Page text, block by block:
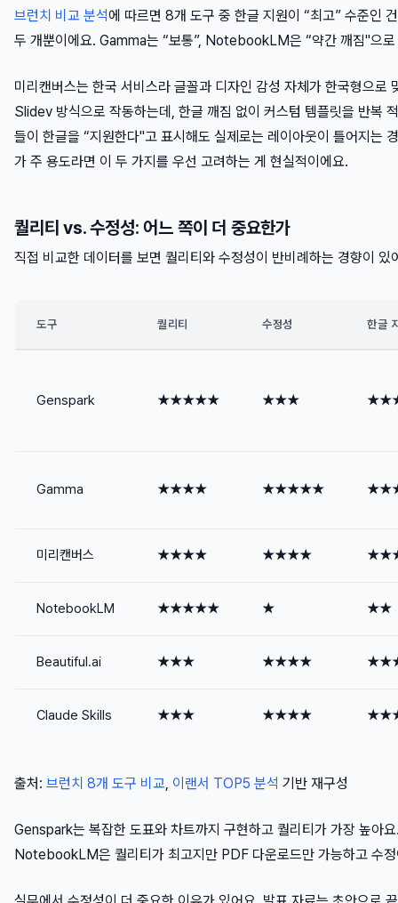
브런치 비교 분석에 따르면 8개 도구 중 한글 지원이 “최고” 수준인
두 개뿐이에요. Gamma는 “보통”, NotebookLM은 “약간 깨짐"으로
미리캔버스는 한국 서비스라 글꼴과 디자인 감성 자체가 한국형으
Slidev 방식으로 작동하는데, 한글 깨짐 없이 커스텀 템플릿을 반복
들이 한글을 “지원한다"고 표시해도 실제로는 레이아웃이 틀어지는
가 주 용도라면 이 두 가지를 우선 고려하는 게 현실적이에요.
퀄리티 vs. 수정성: 어느 쪽이 더 중요한가
직접 비교한 데이터를 보면 퀄리티와 수정성이 반비례하는 경향이 있
도구 퀄리티 수정성 한글
Genspark ★★★★★ ★★★
Gamma ★★★★ ★★★★★
미리캔버스 ★★★★ ★★★★
NotebookLM ★★★★★ ★ ★★
Beautiful.ai ★★★ ★★★★
Claude Skills ★★★ ★★★★
출처: 브런치 8개 도구 비교 이랜서 TOP5 분석 기반 재구성
Genspark는 복잡한 도표와 차트까지 구현하고 퀄리티가 가장 높아
NotebookLM은 퀄리티가 최고지만 PDF 다운로드만 가능하고 수